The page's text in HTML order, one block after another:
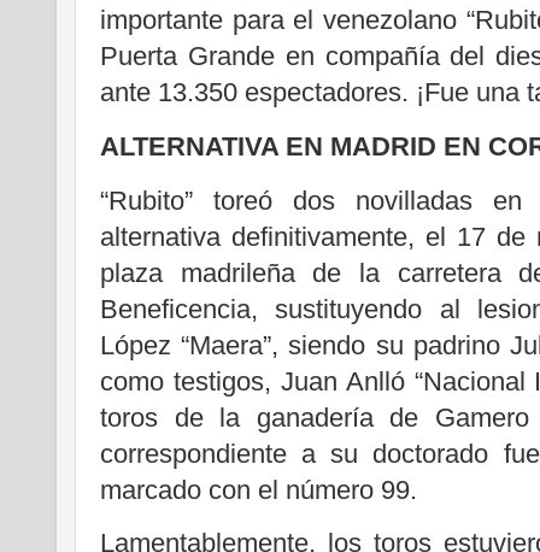
importante para el venezolano
Puerta Grande en compañía del
ante 13.350 espectadores. ¡Fue una
ALTERNATIVA EN MADRID EN
“Rubito” toreó dos novilladas
alternativa definitivamente, el 17
plaza madrileña de la carretera
Beneficencia, sustituyendo al
López “Maera”, siendo su padrino
como testigos, Juan Anlló
toros de la ganadería de
correspondiente a su doctorado
marcado con el número 99.
Lamentablemente, los toros